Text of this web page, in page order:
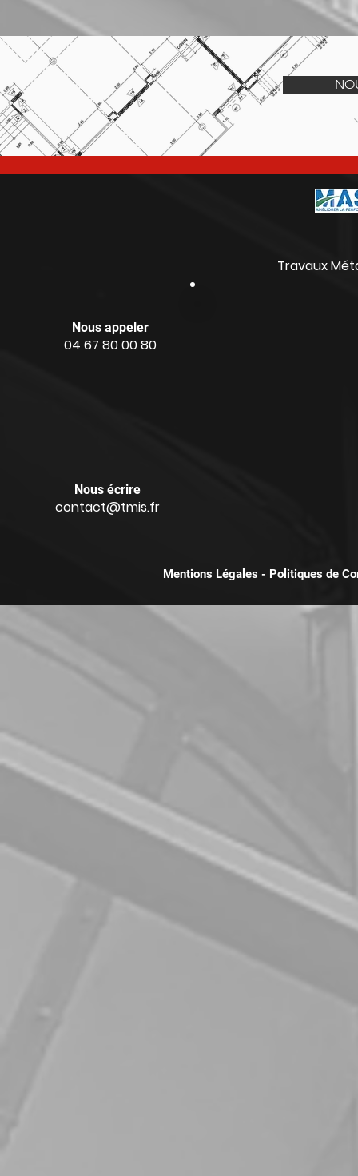
Nous appeler
04 67 80 00 80
Travaux
Nous écrire
contact@tmis.fr
Mentions Légales- Politiques de